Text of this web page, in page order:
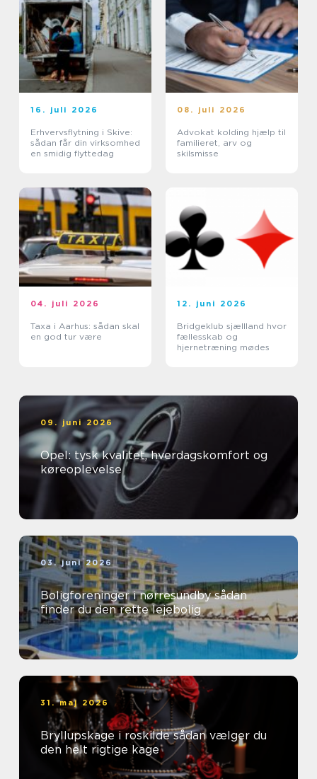
16. juli 2026
Erhvervsflytning i Skive:
sådan får din virksomhed
en smidig flyttedag
08. juli 2026
Advokat kolding hjælp til
familieret, arv og
skilsmisse
04. juli 2026
Taxa i Aarhus: sådan skal
en god tur være
12. juni 2026
Bridgeklub sjællland hvor
fællesskab og
hjernetræning mødes
09. juni 2026
Opel: tysk kvalitet, hverdagskomfort og
køreoplevelse
03. juni 2026
Boligforeninger i nørresundby sådan
finder du den rette lejebolig
31. maj 2026
Bryllupskage i roskilde sådan vælger du
den helt rigtige kage